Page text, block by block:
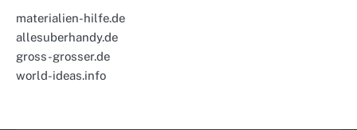
materialien-hilfe.de
allesuberhandy.de
gross-grosser.de
world-ideas.info